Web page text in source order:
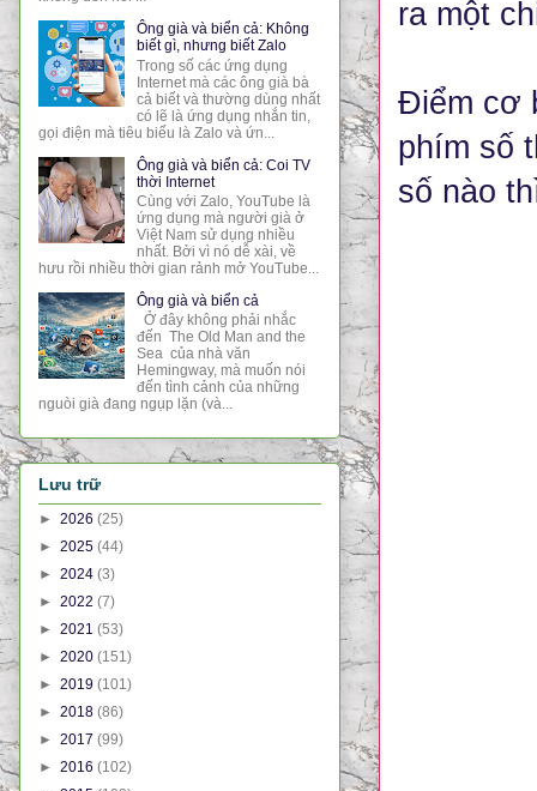
ra một
Điểm cơ
phím số
số nào
Ông già và biển cả: Không
biết gì, nhưng biết Zalo
Trong số các ứng dụng
Internet mà các ông già bà
cả biết và thường dùng nhất
có lẽ là ứng dụng nhắn tin,
gọi điện mà tiêu biểu là Zalo và ứn...
Ông già và biển cả: Coi TV
thời Internet
Cùng với Zalo, YouTube là
ứng dụng mà người già ở
Việt Nam sử dụng nhiều
nhất. Bởi vì nó dễ xài, về
hưu rồi nhiều thời gian rảnh mở YouTube...
Ông già và biển cả
Ở đây không phải nhắc
đến The Old Man and the
Sea của nhà văn
Hemingway, mà muốn nói
đến tình cảnh của những
nguòi già đang ngụp lặn (và...
Lưu trữ
► 2026 (25)
► 2025 (44)
► 2024 (3)
► 2022 (7)
► 2021 (53)
► 2020 (151)
► 2019 (101)
► 2018 (86)
► 2017 (99)
► 2016 (102)